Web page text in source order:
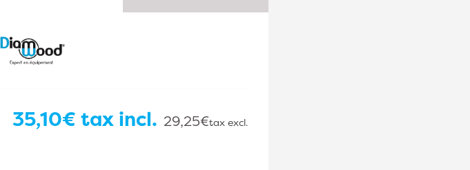
35,10€ tax incl. 29,25€tax excl.